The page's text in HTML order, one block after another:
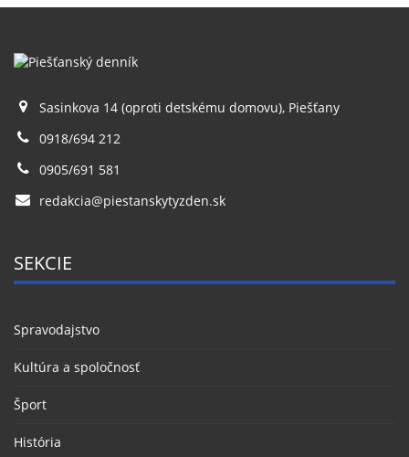
Sasinkova 14 (oproti detskému domovu), Piešťany
0918/694 212
0905/691 581
redakcia@piestanskytyzden.sk
SEKCIE
Spravodajstvo
Kultúra a spoločnosť
Šport
História